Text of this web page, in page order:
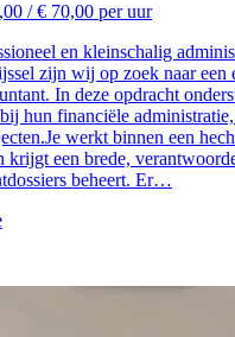
/ € 70,00 per uur
en kleinschalig
zijn wij op zoek naar een
In deze opdracht
hun financiële
werkt binnen een
krijgt een brede,
beheert. Er…